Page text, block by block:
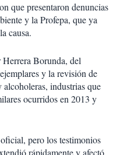
que presentaron denuncias
y la Profepa, que ya
causa.
Herrera Borunda, del
y la revisión de
industrias que
ocurridos en 2013 y
pero los testimonios